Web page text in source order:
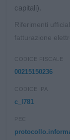
capitali).
Riferimenti
fatturazione
CODICE FISCALE
00215150236
CODICE IPA
c_l781
PEC